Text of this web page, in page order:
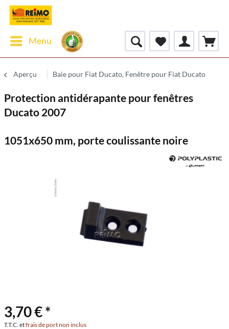
Menu
Aperçu Baie pour Fiat Ducato, Fenêtre pour Fiat Ducato
Protection antidérapante pour fenêtres
Ducato 2007
1051x650 mm, porte coulissante noire
3,70 € *
T.T.C. etfrais de port non inclus